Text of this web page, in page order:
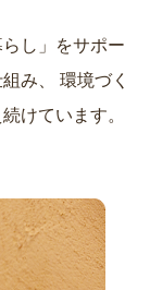
し」をサポー
み、
けています。